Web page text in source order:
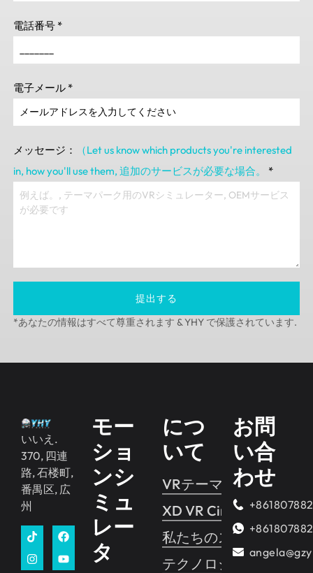
電話番号 *
電子メール *
メッセージ：
（Let us know which products you're interested
in, how you'll use them, 追加のサービスが必要な場合。 *
提出する
*あなたの情報はすべて尊重されます & YHY で保護されています.
いいえ.
370, 四連
路, 石楼町,
番禺区, 広
州
モー
ショ
ンシ
ミュ
レー
タ
につ
いて
VRテーマパーク
XD VR Cinema
私たちのストーリー
テクノロジー
お問
い合
わせ